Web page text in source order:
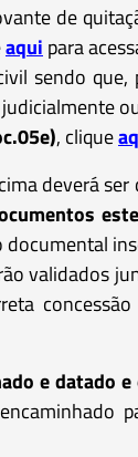
de
aqui para
sendo
, clique
deverá
validados
e datado